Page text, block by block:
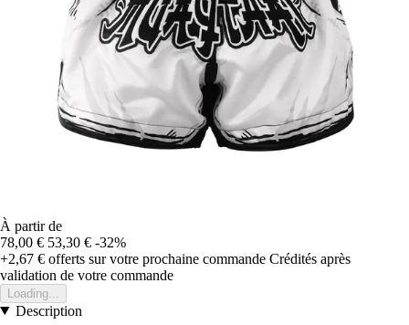
À partir de
78,00 € 53,30 € -32%
+2,67 € offerts sur votre prochaine commande Crédités après
validation de votre commande
Loading...
Description